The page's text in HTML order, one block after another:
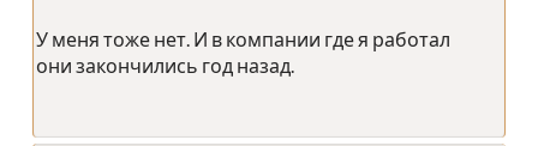
У меня тоже нет. И в компании где я работал
они закончились год назад.